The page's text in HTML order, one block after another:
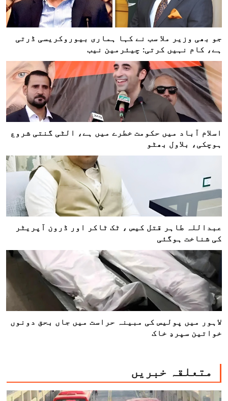
جو بھی وزیر ملا سب نے کہا ہماری بیوروکریسی ڈرتی
ہے، کام نہیں کرتی: چیئرمین نیب
اسلام آباد میں حکومت خطرے میں ہے، الٹی گنتی شروع
ہوچکی، بلاول بھٹو
عبداللہ طاہر قتل کیس ، ٹک ٹاکر اور ڈرون آپریٹر
کی شناخت ہوگئی
لاہور میں پولیس کی مبینہ حراست میں جاں بحق دونوں
خواتین سپردِ خاک
متعلقہ خبریں